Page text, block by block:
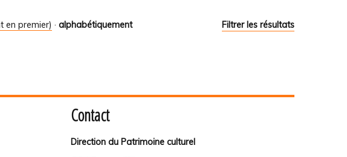
Filtrer les résultats
en premier) · alphabétiquement
Contact
Direction du Patrimoine culturel